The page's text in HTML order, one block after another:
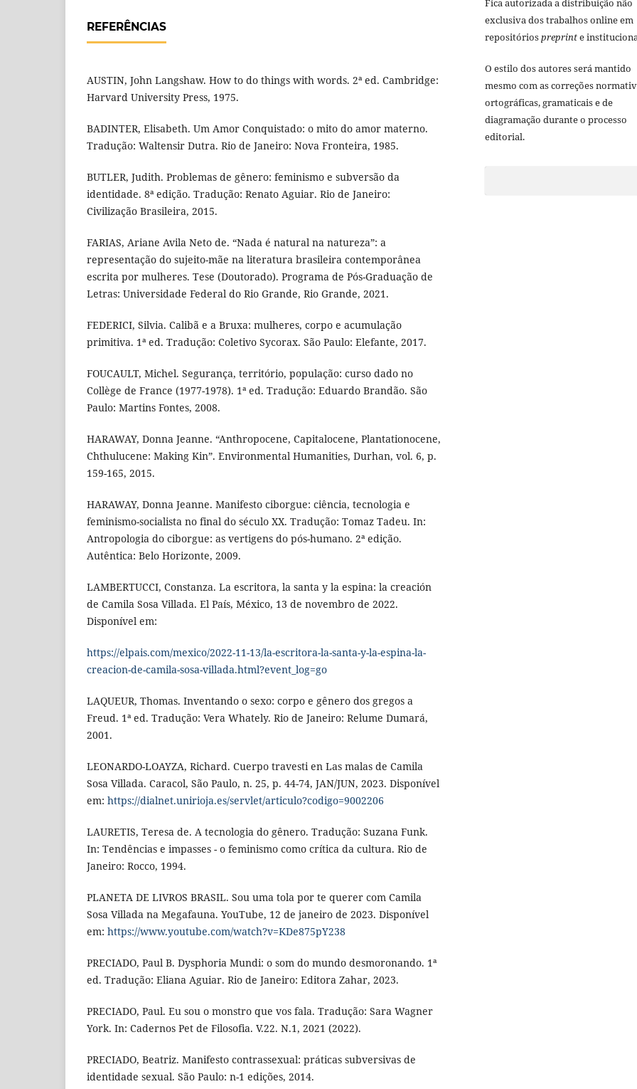
REFERÊNCIAS
AUSTIN, John Langshaw. How to do things with words. 2ª ed. Cambridge:
Harvard University Press, 1975.
BADINTER, Elisabeth. Um Amor Conquistado: o mito do amor materno.
Tradução: Waltensir Dutra. Rio de Janeiro: Nova Fronteira, 1985.
BUTLER, Judith. Problemas de gênero: feminismo e subversão da
identidade. 8ª edição. Tradução: Renato Aguiar. Rio de Janeiro:
Civilização Brasileira, 2015.
FARIAS, Ariane Avila Neto de. “Nada é natural na natureza”: a
representação do sujeito-mãe na literatura brasileira contemporânea
escrita por mulheres. Tese (Doutorado). Programa de Pós-Graduação de
Letras: Universidade Federal do Rio Grande, Rio Grande, 2021.
FEDERICI, Silvia. Calibã e a Bruxa: mulheres, corpo e acumulação
primitiva. 1ª ed. Tradução: Coletivo Sycorax. São Paulo: Elefante, 2017.
FOUCAULT, Michel. Segurança, território, população: curso dado no
Collège de France (1977-1978). 1ª ed. Tradução: Eduardo Brandão. São
Paulo: Martins Fontes, 2008.
HARAWAY, Donna Jeanne. “Anthropocene, Capitalocene, Plantationocene,
Chthulucene: Making Kin”. Environmental Humanities, Durhan, vol. 6, p.
159-165, 2015.
HARAWAY, Donna Jeanne. Manifesto ciborgue: ciência, tecnologia e
feminismo-socialista no final do século XX. Tradução: Tomaz Tadeu. In:
Antropologia do ciborgue: as vertigens do pós-humano. 2ª edição.
Autêntica: Belo Horizonte, 2009.
LAMBERTUCCI, Constanza. La escritora, la santa y la espina: la creación
de Camila Sosa Villada. El País, México, 13 de novembro de 2022.
Disponível em:
https://elpais.com/mexico/2022-11-13/la-escritora-la-santa-y-la-espina-la-
creacion-de-camila-sosa-villada.html?event_log=go
LAQUEUR, Thomas. Inventando o sexo: corpo e gênero dos gregos a
Freud. 1ª ed. Tradução: Vera Whately. Rio de Janeiro: Relume Dumará,
2001.
LEONARDO-LOAYZA, Richard. Cuerpo travesti en Las malas de Camila
Sosa Villada. Caracol, São Paulo, n. 25, p. 44-74, JAN/JUN, 2023. Disponível
em: https://dialnet.unirioja.es/servlet/articulo?codigo=9002206
LAURETIS, Teresa de. A tecnologia do gênero. Tradução: Suzana Funk.
In: Tendências e impasses - o feminismo como crítica da cultura. Rio de
Janeiro: Rocco, 1994.
PLANETA DE LIVROS BRASIL. Sou uma tola por te querer com Camila
Sosa Villada na Megafauna. YouTube, 12 de janeiro de 2023. Disponível
em: https://www.youtube.com/watch?v=KDe875pY238
PRECIADO, Paul B. Dysphoria Mundi: o som do mundo desmoronando. 1ª
ed. Tradução: Eliana Aguiar. Rio de Janeiro: Editora Zahar, 2023.
PRECIADO, Paul. Eu sou o monstro que vos fala. Tradução: Sara Wagner
York. In: Cadernos Pet de Filosofia. V.22. N.1, 2021 (2022).
PRECIADO, Beatriz. Manifesto contrassexual: práticas subversivas de
identidade sexual. São Paulo: n-1 edições, 2014.
exclusiva dos trabalhos online em
repositóriospreprinte
O estilo dos autores será mantido
mesmo com as correções
ortográficas, gramaticais e de
diagramação durante o processo
editorial.